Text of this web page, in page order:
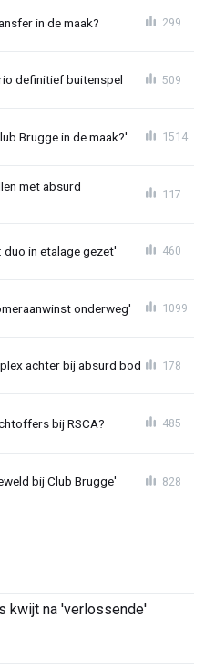
in de maak? 299
definitief buitenspel 509
Brugge in de maak?' 1514
met absurd
117
in etalage gezet' 460
onderweg' 1099
achter bij absurd bod 178
bij RSCA? 485
bij Club Brugge' 828
kwijt na 'verlossende'